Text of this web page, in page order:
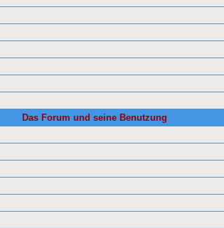
Das Forum und seine Benutzung